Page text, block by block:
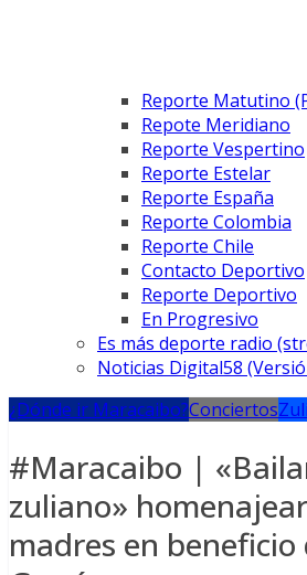
Reporte Matutino
Repote Meridiano
Reporte Vespertino
Reporte Estelar
Reporte España
Reporte Colombia
Reporte Chile
Contacto Deportivo
Reporte Deportivo
En Progresivo
Es más deporte radio
Noticias Digital58
¿Dónde ir Maracaibo?Conciertos
#Maracaibo |
zuliano»
madres en beneficio